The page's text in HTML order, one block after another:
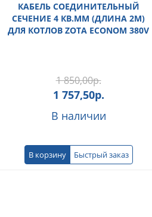
КАБЕЛЬ СОЕДИНИТЕЛЬНЫЙ
СЕЧЕНИЕ 4 КВ.ММ (ДЛИНА 2М)
ДЛЯ КОТЛОВ ZOTA ECONOM 380V
1 850,00р.
1 757,50р.
В наличии
В корзину Быстрый заказ